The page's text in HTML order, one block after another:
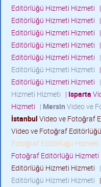
Editörlüğü Hizmeti Hizmeti |
Editörlüğü Hizmeti Hizmeti |
Editörlüğü Hizmeti Hizmeti |
Editörlüğü Hizmeti Hizmeti |
Editörlüğü Hizmeti Hizmeti |
Editörlüğü Hizmeti Hizmeti |
Editörlüğü Hizmeti Hizmeti |
Hizmeti Hizmeti | Isparta
Hizmeti | Mersin Video ve
İstanbul Video ve Fotoğraf
Video ve Fotoğraf
Fotoğraf Editörlüğü Hizmeti
Fotoğraf Editörlüğü Hizmeti
Editörlüğü Hizmeti Hizmeti |
Editörlüğü Hizmeti Hizmeti |